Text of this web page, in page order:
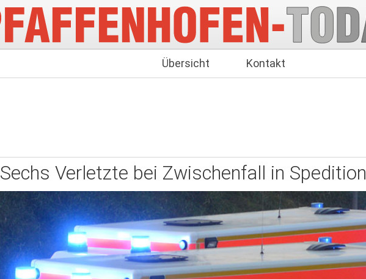
Übersicht Kontakt
Sechs Verletzte bei Zwischenfall in Spedition